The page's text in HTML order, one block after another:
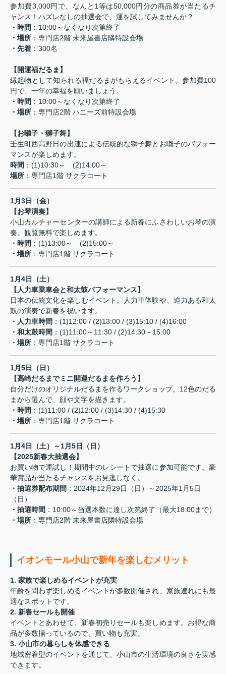
参加費3,000円で、なんと1等は50,000円分の商品券が当たるチ
ャンス！ハズレなしの抽選会で、運を試してみませんか？
・時間 ：10:00～なくなり次第終了
・場所 ：専門店2階 未来屋書店隣特設会場
・先着 ：300名
【開運福だるま】
縁起物として知られる福だるまがもらえるイベント。参加費100
円で、一年の幸福を願いましょう。
・時間 ：10:00～なくなり次第終了
・場所 ：専門店2階 ハニーズ前特設会場
【お囃子・獅子舞】
壬生町西高野日の出連による伝統的な獅子舞とお囃子のパフォー
マンスが楽しめます。
時間 ：(1)10:30～ (2)14:00～
場所 ：専門店1階 サクラコート
1月3日（金）
【お琴演奏】
小山カルチャーセンターの講師による新春にふさわしいお琴の演
奏。観覧無料で楽しめます。
・時間 ：(1)13:00～ (2)15:00～
・場所 ：専門店1階 サクラコート
1月4日（土）
【人力車乗車会と和太鼓パフォーマンス】
日本の伝統文化を楽しむイベント。人力車体験や、迫力ある和太
鼓の演奏で新春を祝います。
・人力車時間 ：(1)12:00 / (2)13:00 / (3)15:10 / (4)16:00
・和太鼓時間 ：(1)11:00～11:30 / (2)14:30～15:00
・場所 ：専門店1階 サクラコート
1月5日（日）
【高崎だるまでミニ開運だるまを作ろう】
自分だけのオリジナルだるまを作るワークショップ。12色のだる
まから選んで、顔や文字を描きます。
・時間 ：(1)11:00 / (2)12:00 / (3)14:30 / (4)15:30
・場所 ：専門店1階 サクラコート
1月4日（土）～1月5日（日）
【2025新春大抽選会】
お買い物で運試し！期間中のレシートで抽選に参加可能です。豪
華賞品が当たるチャンスをお見逃しなく。
・抽選券配布期間 ：2024年12月29日（日）～2025年1月5日
（日）
・抽選時間 ：10:00～当選本数に達し次第終了（最大18:00まで）
・場所 ：専門店2階 未来屋書店隣特設会場
イオンモール小山で新年を楽しむメリット
1. 家族で楽しめるイベントが充実
年齢を問わず楽しめるイベントが多数開催され、家族連れにも最
適なスポットです。
2. 新春セールも開催
イベントとあわせて、新春初売りセールも楽しめます。お得な商
品が多数揃っているので、買い物も充実。
3. 小山市の暮らしを体感できる
地域密着型のイベントを通じて、小山市の生活環境の良さを実感
できます。